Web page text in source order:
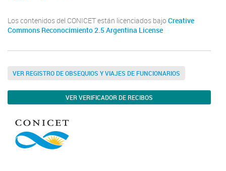
Los contenidos del CONICET están licenciados bajo Creative
Commons Reconocimiento 2.5 Argentina License
VER REGISTRO DE OBSEQUIOS Y VIAJES DE FUNCIONARIOS
VER VERIFICADOR DE RECIBOS